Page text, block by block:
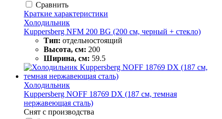
Сравнить
Краткие характеристики
Холодильник
Kuppersberg NFM 200 BG (200 см, черный + стекло)
Тип: отдельностоящий
Высота, см: 200
Ширина, см: 59.5
Холодильник
Kuppersberg NOFF 18769 DX (187 см, темная
нержавеющая сталь)
Снят с производства